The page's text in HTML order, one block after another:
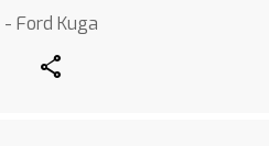
- Ford Kuga
Share